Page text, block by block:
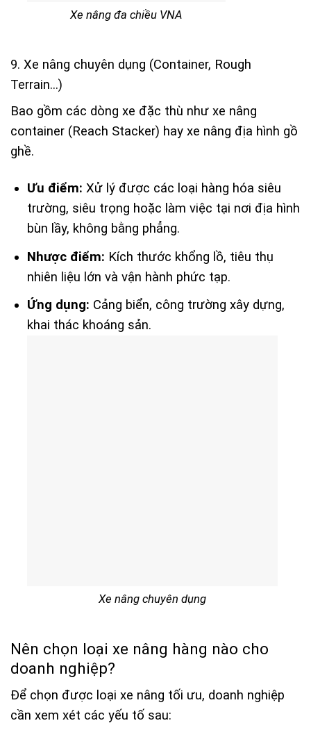
Xe nâng đa chiều VNA
9. Xe nâng chuyên dụng (Container, Rough
Terrain…)
Bao gồm các dòng xe đặc thù như xe nâng
container (Reach Stacker) hay xe nâng địa hình gồ
ghề.
Ưu điểm: Xử lý được các loại hàng hóa siêu
trường, siêu trọng hoặc làm việc tại nơi địa hình
bùn lầy, không bằng phẳng.
Nhược điểm: Kích thước khổng lồ, tiêu thụ
nhiên liệu lớn và vận hành phức tạp.
Ứng dụng: Cảng biển, công trường xây dựng,
khai thác khoáng sản.
Xe nâng chuyên dụng
Nên chọn loại xe nâng hàng nào cho
doanh nghiệp?
Để chọn được loại xe nâng tối ưu, doanh nghiệp
cần xem xét các yếu tố sau: